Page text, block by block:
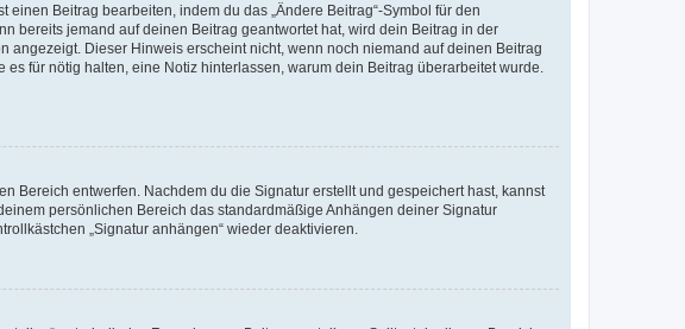
Beitrag bearbeiten, indem du das „Ändere Beitrag“-Symbol für den
bereits jemand auf deinen Beitrag geantwortet hat, wird dein Beitrag in der
Dieser Hinweis erscheint nicht, wenn noch niemand auf deinen Beitrag
für nötig halten, eine Notiz hinterlassen, warum dein Beitrag überarbeitet wurde.
Bereich entwerfen. Nachdem du die Signatur erstellt und gespeichert hast, kannst
persönlichen Bereich das standardmäßige Anhängen deiner Signatur
„Signatur anhängen“ wieder deaktivieren.